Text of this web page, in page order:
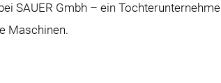
SAUER Gmbh – ein
Maschinen.